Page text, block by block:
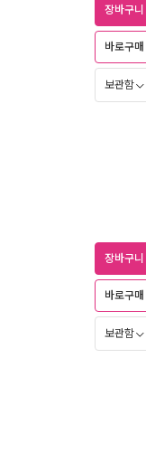
장바구니
바로구매
보관함
장바구니
바로구매
보관함